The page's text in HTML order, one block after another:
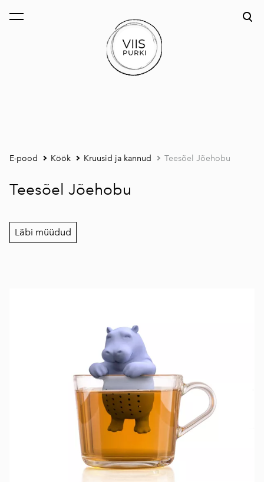
lisati ostukorvi. Vaata ostukorvi
E-pood Köök Kruusid ja kannud Teesõel Jõehobu
Teesõel Jõehobu
Läbi müüdud